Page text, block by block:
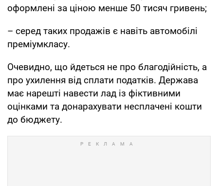
оформлені за ціною менше 50 тисяч гривень;
– серед таких продажів є навіть автомобілі
преміумкласу.
Очевидно, що йдеться не про благодійність, а
про ухилення від сплати податків. Держава
має нарешті навести лад із фіктивними
оцінками та донарахувати несплачені кошти
до бюджету.